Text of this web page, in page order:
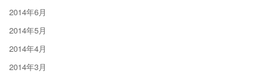
2014年6月
2014年5月
2014年4月
2014年3月